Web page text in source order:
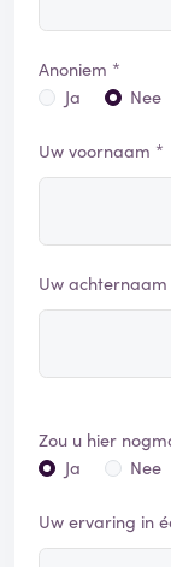
Anoniem *
Ja
Nee
Uw voornaam *
Uw
Zou u hier
Ja
Nee
Uw ervaring in